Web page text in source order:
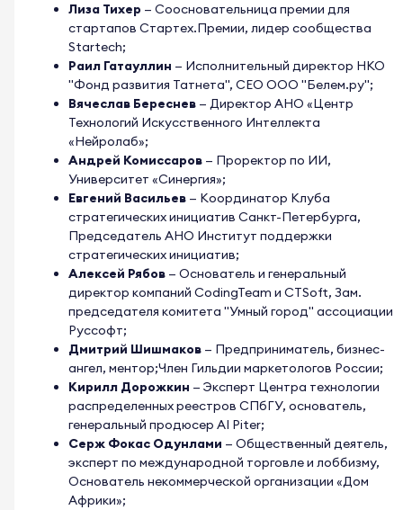
Лиза Тихер — Соосновательница премии для
стартапов Стартех.Премии, лидер сообщества
Startech;
Раил Гатауллин — Исполнительный директор НКО
"Фонд развития Татнета", СЕО ООО "Белем.ру";
Вячеслав Береснев — Директор АНО «Центр
Технологий Искусственного Интеллекта
«Нейролаб»;
Андрей Комиссаров — Проректор по ИИ,
Университет «Синергия»;
Евгений Васильев — Координатор Клуба
стратегических инициатив Санкт-Петербурга,
Председатель АНО Институт поддержки
стратегических инициатив;
Алексей Рябов — Основатель и генеральный
директор компаний CodingTeam и CTSoft, Зам.
председателя комитета "Умный город" ассоциации
Руссофт;
Дмитрий Шишмаков — Предприниматель, бизнес-
ангел, ментор;Член Гильдии маркетологов России;
Кирилл Дорожкин — Эксперт Центра технологии
распределенных реестров СПбГУ, основатель,
генеральный продюсер AI Piter;
Серж Фокас Одунлами — Общественный деятель,
эксперт по международной торговле и лоббизму,
Основатель некоммерческой организации «Дом
Африки»;